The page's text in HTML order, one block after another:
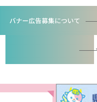
バナー広告募集について